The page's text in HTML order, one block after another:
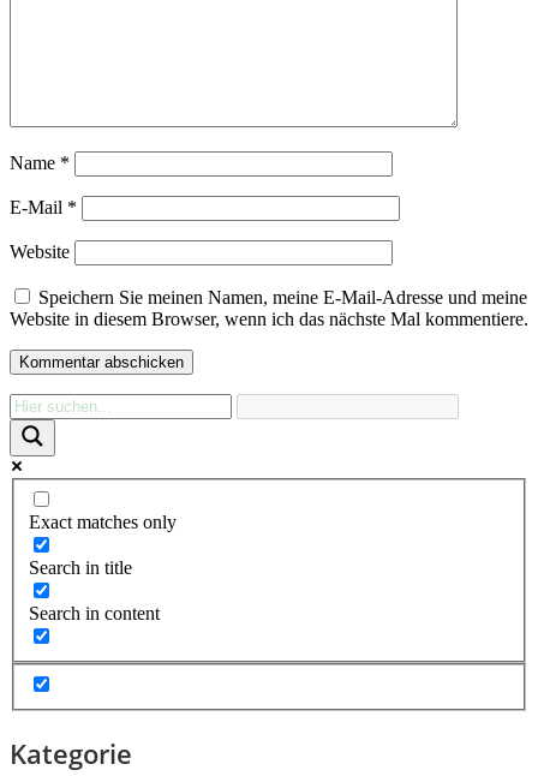
Name *
E-Mail *
Website
Speichern Sie meinen Namen, meine E-Mail-Adresse und meine
Website in diesem Browser, wenn ich das nächste Mal kommentiere.
Exact matches only
Search in title
Search in content
Kategorie